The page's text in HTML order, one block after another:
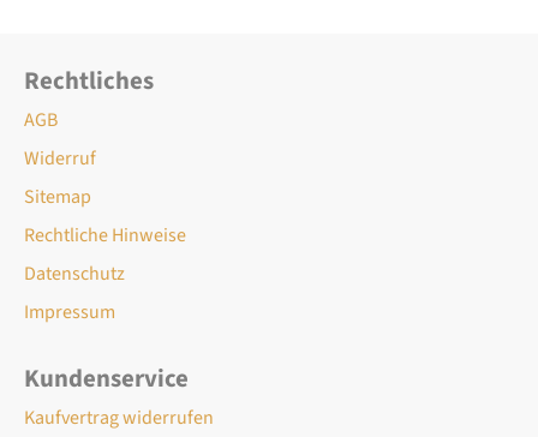
Rechtliches
AGB
Widerruf
Sitemap
Rechtliche Hinweise
Datenschutz
Impressum
Kundenservice
Kaufvertrag widerrufen